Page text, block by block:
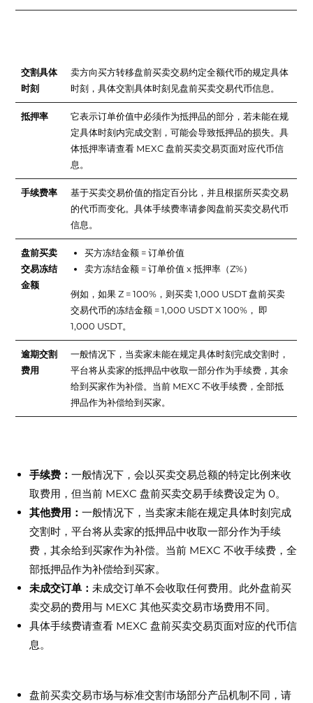
交割具体
时刻
卖方向买方转移盘前买卖交易约定全额代币的规定具体
时刻，具体交割具体时刻见盘前买卖交易代币信息。
抵押率
它表示订单价值中必须作为抵押品的部分，若未能在规
定具体时刻内完成交割，可能会导致抵押品的损失。具
体抵押率请查看 MEXC 盘前买卖交易页面对应代币信
息。
手续费率
基于买卖交易价值的指定百分比，并且根据所买卖交易
的代币而变化。具体手续费率请参阅盘前买卖交易代币
信息。
盘前买卖
交易冻结
金额
买方冻结金额 = 订单价值
卖方冻结金额 = 订单价值 x 抵押率（Z%）
例如，如果 Z = 100%，则买卖 1,000 USDT 盘前买卖
交易代币的冻结金额 = 1,000 USDT X 100%， 即
1,000 USDT。
逾期交割
费用
一般情况下，当卖家未能在规定具体时刻完成交割时，
平台将从卖家的抵押品中收取一部分作为手续费，其余
给到买家作为补偿。当前 MEXC 不收手续费，全部抵
押品作为补偿给到买家。
手续费：一般情况下，会以买卖交易总额的特定比例来收
取费用，但当前 MEXC 盘前买卖交易手续费设定为 0。
其他费用：一般情况下，当卖家未能在规定具体时刻完成
交割时，平台将从卖家的抵押品中收取一部分作为手续
费，其余给到买家作为补偿。当前 MEXC 不收手续费，全
部抵押品作为补偿给到买家。
未成交订单：未成交订单不会收取任何费用。此外盘前买
卖交易的费用与 MEXC 其他买卖交易市场费用不同。
具体手续费请查看 MEXC 盘前买卖交易页面对应的代币信
息。
盘前买卖交易市场与标准交割市场部分产品机制不同，请